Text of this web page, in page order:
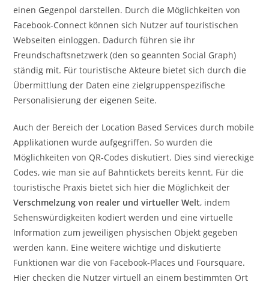
einen Gegenpol darstellen. Durch die Möglichkeiten von
Facebook-Connect können sich Nutzer auf touristischen
Webseiten einloggen. Dadurch führen sie ihr
Freundschaftsnetzwerk (den so geannten Social Graph)
ständig mit. Für touristische Akteure bietet sich durch die
Übermittlung der Daten eine zielgruppenspezifische
Personalisierung der eigenen Seite.
Auch der Bereich der Location Based Services durch mobile
Applikationen wurde aufgegriffen. So wurden die
Möglichkeiten von QR-Codes diskutiert. Dies sind viereckige
Codes, wie man sie auf Bahntickets bereits kennt. Für die
touristische Praxis bietet sich hier die Möglichkeit der
Verschmelzung von realer und virtueller Welt, indem
Sehenswürdigkeiten kodiert werden und eine virtuelle
Information zum jeweiligen physischen Objekt gegeben
werden kann. Eine weitere wichtige und diskutierte
Funktionen war die von Facebook-Places und Foursquare.
Hier checken die Nutzer virtuell an einem bestimmten Ort